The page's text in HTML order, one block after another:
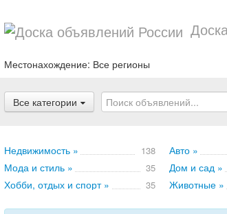
Местонахождение: Все регионы
Все категории
Недвижимость » 138 Авто »
Мода и стиль » 35 Дом и сад »
Хобби, отдых и спорт » 35 Животные »